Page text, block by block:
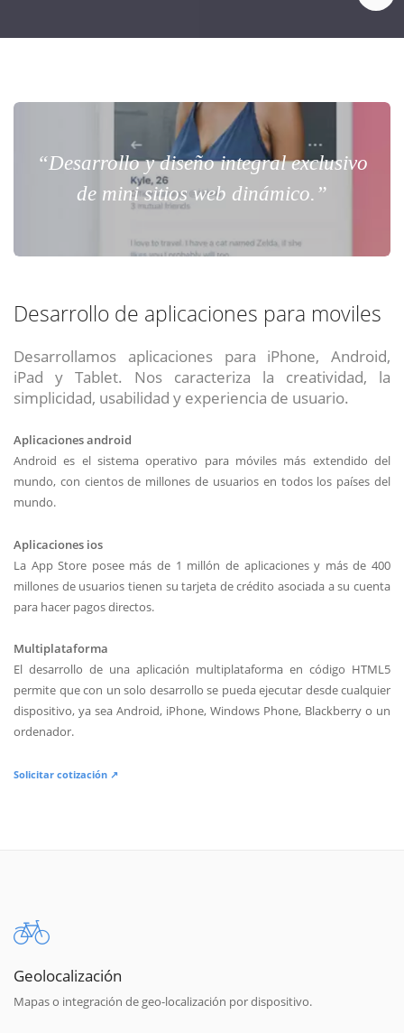
“Desarrollo y diseño integral exclusivo
de mini sitios web dinámico.”
Desarrollo de aplicaciones para moviles
Desarrollamos aplicaciones para iPhone, Android,
iPad y Tablet. Nos caracteriza la creatividad, la
simplicidad, usabilidad y experiencia de usuario.
Aplicaciones android
Android es el sistema operativo para móviles más extendido del
mundo, con cientos de millones de usuarios en todos los países del
mundo.
Aplicaciones ios
La App Store posee más de 1 millón de aplicaciones y más de 400
millones de usuarios tienen su tarjeta de crédito asociada a su cuenta
para hacer pagos directos.
Multiplataforma
El desarrollo de una aplicación multiplataforma en código HTML5
permite que con un solo desarrollo se pueda ejecutar desde cualquier
dispositivo, ya sea Android, iPhone, Windows Phone, Blackberry o un
ordenador.
Solicitar cotización ↗
Geolocalización
Mapas o integración de geo-localización por dispositivo.